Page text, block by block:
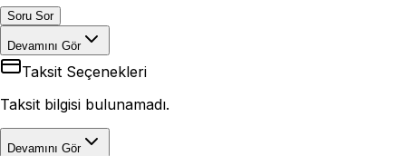
Soru Sor
Devamını Gör
Taksit Seçenekleri
Taksit bilgisi bulunamadı.
Devamını Gör